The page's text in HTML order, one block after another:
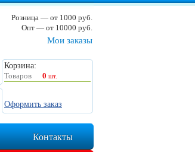
Мои заказы
Корзина:
Товаров
0 шт.
Оформить заказ
Розница — от 1000 руб.
Опт — от 10000 руб.
Контакты